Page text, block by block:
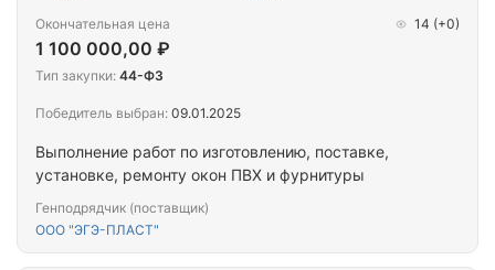
Выполнение работ по изготовлению, поставке,
установке, ремонту окон ПВХ и фурнитуры
Генподрядчик (поставщик)
ООО "ЭГЭ-ПЛАСТ"
Окончательная цена
1 100 000,00 ₽
14 (+0)
Тип закупки: 44-ФЗ
Победитель выбран: 09.01.2025